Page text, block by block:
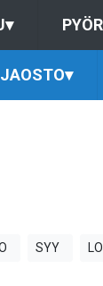
▾
JAOSTO▾
SYY